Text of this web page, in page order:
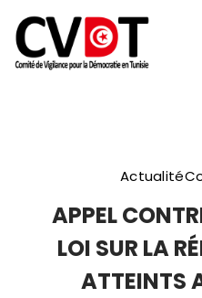
Skip
to
content
la
Actualité
APPEL
LOI SUR LA
ATTEINTS